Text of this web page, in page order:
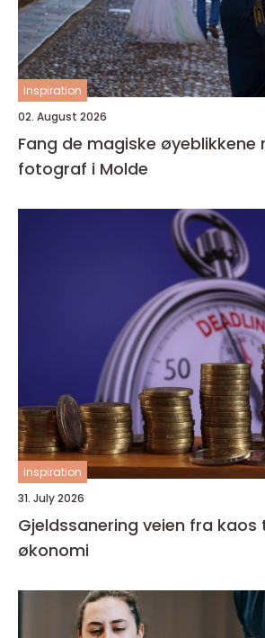
inspiration
02. August 2026
Fang de magiske øyeblikkene
fotograf i Molde
inspiration
31. July 2026
Gjeldssanering veien fra kaos til håndterbar
økonomi